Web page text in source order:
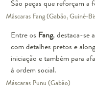
São peças que reforçam a
Máscaras Fang (Gabão, Guiné-
Entre os Fang, destaca-se
com detalhes pretos e
iniciação e também para
à ordem social.
Máscaras Punu (Gabão)